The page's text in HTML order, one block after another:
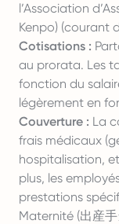
l’Association
Kenpo) (courant
Cotisations :
au prorata. Les
fonction du
légèrement en
Couverture : La
frais médicaux
hospitalisation,
plus, les
prestations
Maternité (出産